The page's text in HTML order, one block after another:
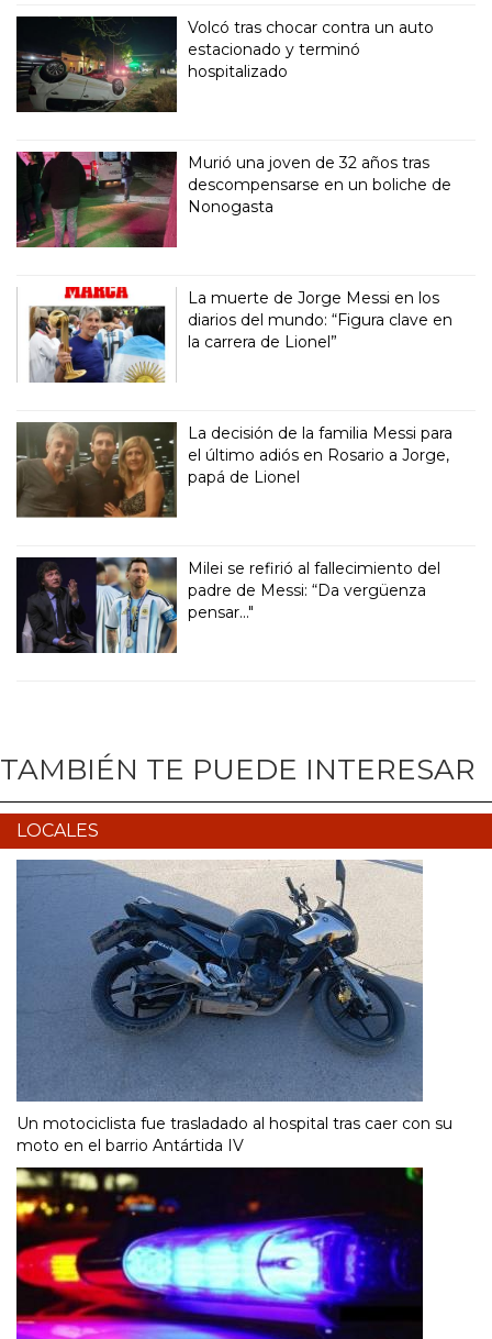
Volcó tras chocar contra un auto
estacionado y terminó
hospitalizado
Murió una joven de 32 años tras
descompensarse en un boliche de
Nonogasta
La muerte de Jorge Messi en los
diarios del mundo: “Figura clave en
la carrera de Lionel”
La decisión de la familia Messi para
el último adiós en Rosario a Jorge,
papá de Lionel
Milei se refirió al fallecimiento del
padre de Messi: “Da vergüenza
pensar..."
TAMBIÉN TE PUEDE INTERESAR
LOCALES
Un motociclista fue trasladado al hospital tras caer con su
moto en el barrio Antártida IV